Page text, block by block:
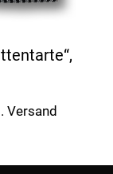
Versand